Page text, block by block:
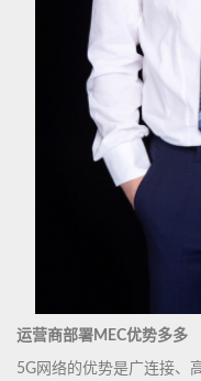
运营商部署MEC优势多多
5G网络的优势是广连接、